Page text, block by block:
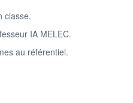
classe.
IA MELEC.
au référentiel.